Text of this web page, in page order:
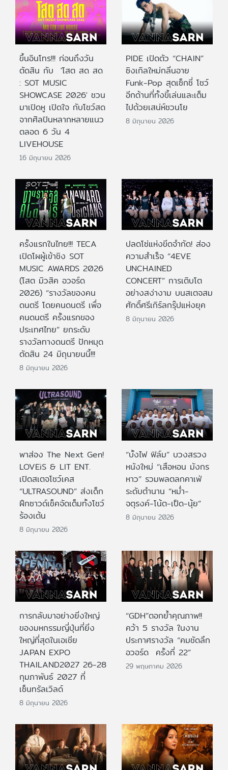
ขึ้นอินโทร!!! ก่อนถึงวัน
ตัดสิน กับ 'โสต สด สด
: SOT MUSIC
SHOWCASE 2026' ชวน
มาเปิดหู เปิดใจ กับโชว์สด
จากศิลปินหลากหลายแนว
ตลอด 6 วัน 4
LIVEHOUSE
16 มิถุนายน 2026
PIDE เปิดตัว “CHAIN”
ซิงเกิลใหม่กลิ่นอาย
Funk-Pop สุดเซ็กซี่ โชว์
อีกด้านที่ทั้งขี้เล่นและเต็ม
ไปด้วยเสน่ห์ชวนโย
8 มิถุนายน 2026
ครั้งแรกในไทย!!! TECA
เปิดโผผู้เข้าชิง SOT
MUSIC AWARDS 2026
(โสต มิวสิค อวอร์ด
2026) “รางวัลของคน
ดนตรี โดยคนดนตรี เพื่อ
คนดนตรี ครั้งแรกของ
ประเทศไทย” ยกระดับ
รางวัลทางดนตรี ปักหมุด
ตัดสิน 24 มิถุนายนนี้!!!
8 มิถุนายน 2026
ปลดโซ่แห่งขีดจำกัด! ส่อง
ความสำเร็จ “4EVE
UNCHAINED
CONCERT” การเติบโต
อย่างสง่างาม บนสเตจสม
ศักดิ์ศรีเกิร์ลกรุ๊ปแห่งยุค
8 มิถุนายน 2026
พาส่อง The Next Gen!
LOVEiS & LIT ENT.
เปิดสเตจโชว์เคส
“ULTRASOUND” ส่งเด็ก
ฝึกซาวด์เช็คจัดเต็มทั้งโชว์
ร้องเต้น
8 มิถุนายน 2026
“บั้งไฟ ฟิล์ม” บวงสรวง
หนังใหม่ “เสือหอน มังกร
หาว” รวมพลตลกคาเฟ่
ระดับตำนาน “หม่ำ-
จตุรงค์-โน้ต-เป็ด-นุ้ย”
8 มิถุนายน 2026
การกลับมาอย่างยิ่งใหญ่
ของมหกรรมญี่ปุ่นที่ยิ่ง
ใหญ่ที่สุดในเอเชีย
JAPAN EXPO
THAILAND2027 26-28
กุมภาพันธ์ 2027 ที่
เซ็นทรัลเวิลด์
8 มิถุนายน 2026
“GDH”ตอกย้ำคุณภาพ!!
คว้า 5 รางวัล ในงาน
ประกาศรางวัล “คมชัดลึก
อวอร์ด ครั้งที่ 22”
29 พฤษภาคม 2026